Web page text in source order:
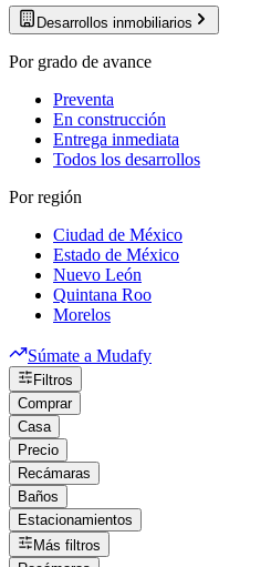
Desarrollos inmobiliarios
Por grado de avance
Preventa
En construcción
Entrega inmediata
Todos los desarrollos
Por región
Ciudad de México
Estado de México
Nuevo León
Quintana Roo
Morelos
Súmate a Mudafy
Filtros
Comprar
Casa
Precio
Recámaras
Baños
Estacionamientos
Más filtros